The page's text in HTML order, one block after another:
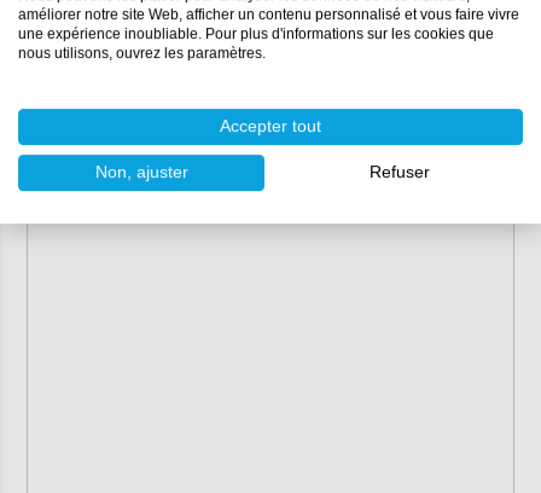
améliorer notre site Web, afficher un contenu personnalisé et vous faire vivre
une expérience inoubliable. Pour plus d'informations sur les cookies que
nous utilisons, ouvrez les paramètres.
Accepter tout
Non, ajuster Refuser